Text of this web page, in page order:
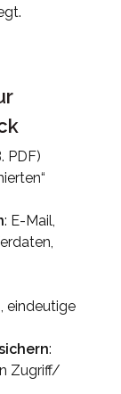
PDF)
: E-Mail,
eindeutige
:
Zugriff/